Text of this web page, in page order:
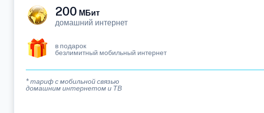
200 МБит
домашний интернет
в подарок
безлимитный мобильный интернет
* тариф с мобильной связью
домашним интернетом и ТВ